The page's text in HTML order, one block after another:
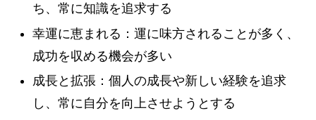
ち、常に知識を追求する
幸運に恵まれる：運に味方されることが多く、
成功を収める機会が多い
成長と拡張：個人の成長や新しい経験を追求
し、常に自分を向上させようとする